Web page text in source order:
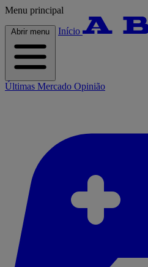
Menu principal
Abrir menu Início
Últimas Mercado Opinião